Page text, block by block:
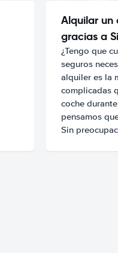
Alquilar un
gracias a
¿Tengo que
seguros
alquiler es la
complicadas
coche
pensamos
Sin